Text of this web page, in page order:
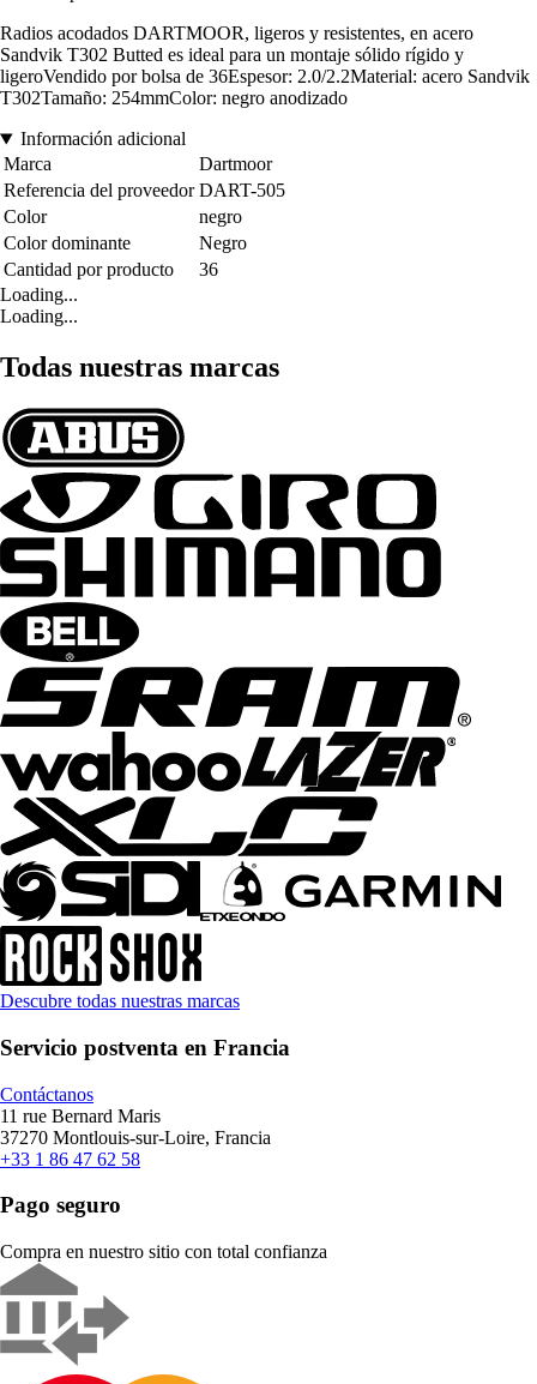
Radios acodados DARTMOOR, ligeros y resistentes, en acero
Sandvik T302 Butted es ideal para un montaje sólido rígido y
ligeroVendido por bolsa de 36Espesor: 2.0/2.2Material: acero Sandvik
T302Tamaño: 254mmColor: negro anodizado
Información adicional
Marca
Dartmoor
Referencia del proveedor DART-505
Color
negro
Color dominante
Negro
Cantidad por producto
36
Loading...
Loading...
Todas nuestras marcas
Descubre todas nuestras marcas
Servicio postventa en Francia
Contáctanos
11 rue Bernard Maris
37270 Montlouis-sur-Loire, Francia
+33 1 86 47 62 58
Pago seguro
Compra en nuestro sitio con total confianza